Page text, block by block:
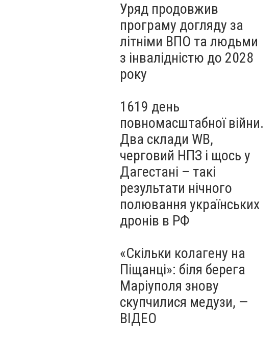
нову водну кризу, - ФОТО
Уряд продовжив
програму догляду за
літніми ВПО та людьми
з інвалідністю до 2028
року
1619 день
повномасштабної війни.
Два склади WB,
черговий НПЗ і щось у
Дагестані – такі
результати нічного
полювання українських
дронів в РФ
«Скільки колагену на
Піщанці»: біля берега
Маріуполя знову
скупчилися медузи, —
ВІДЕО